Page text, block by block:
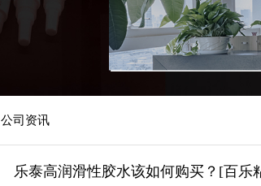
公司资讯
乐泰高润滑性胶水该如何购买？[百乐